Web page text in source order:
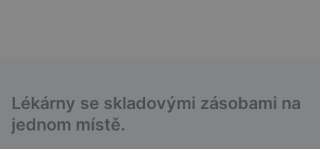
Lékárny se skladovými zásobami na
jednom místě.